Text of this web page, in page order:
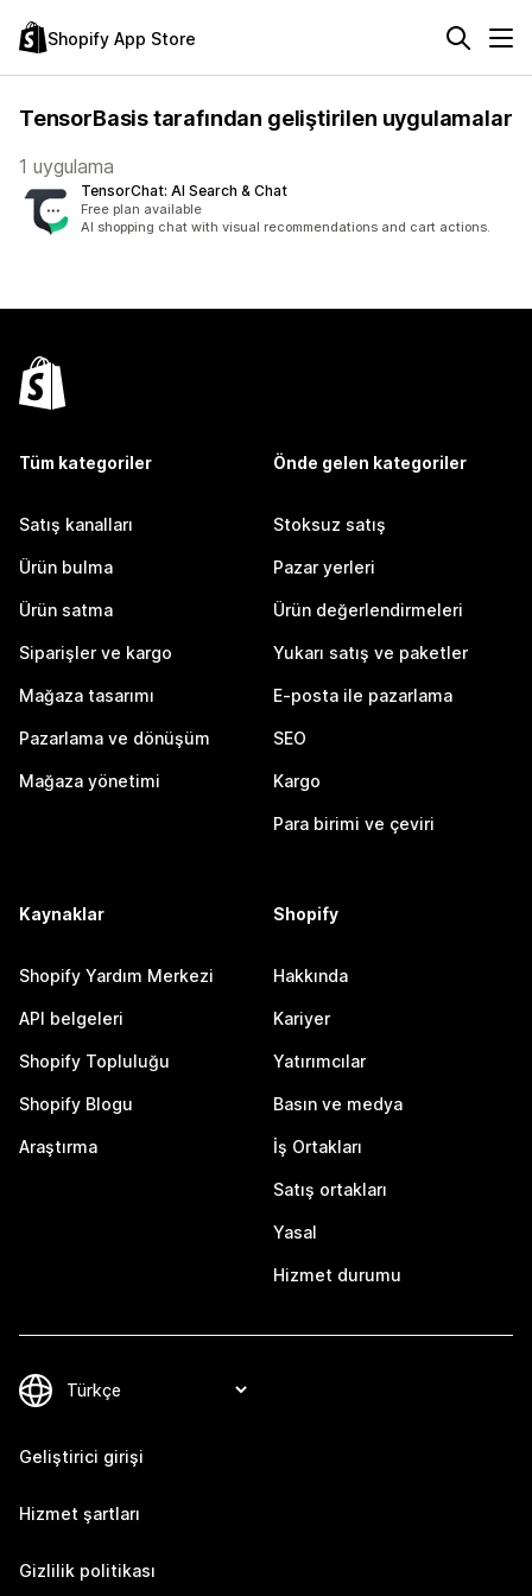
Shopify App Store
TensorBasis tarafından geliştirilen uygulamalar
1 uygulama
TensorChat: AI Search & Chat
Free plan available
AI shopping chat with visual recommendations and cart actions.
Tüm kategoriler
Satış kanalları
Ürün bulma
Ürün satma
Siparişler ve kargo
Mağaza tasarımı
Pazarlama ve dönüşüm
Mağaza yönetimi
Önde gelen kategoriler
Stoksuz satış
Pazar yerleri
Ürün değerlendirmeleri
Yukarı satış ve paketler
E-posta ile pazarlama
SEO
Kargo
Para birimi ve çeviri
Kaynaklar
Shopify Yardım Merkezi
API belgeleri
Shopify Topluluğu
Shopify Blogu
Araştırma
Shopify
Hakkında
Kariyer
Yatırımcılar
Basın ve medya
İş Ortakları
Satış ortakları
Yasal
Hizmet durumu
Geliştirici girişi
Hizmet şartları
Gizlilik politikası